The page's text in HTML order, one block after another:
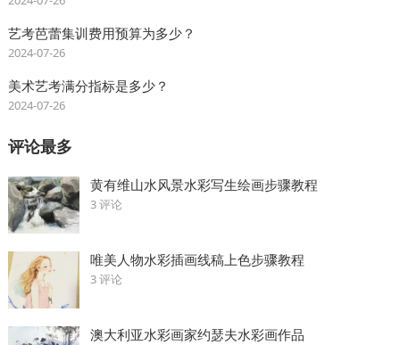
艺考芭蕾集训费用预算为多少？
2024-07-26
美术艺考满分指标是多少？
2024-07-26
评论最多
黄有维山水风景水彩写生绘画步骤教程
3 评论
唯美人物水彩插画线稿上色步骤教程
3 评论
澳大利亚水彩画家约瑟夫水彩画作品